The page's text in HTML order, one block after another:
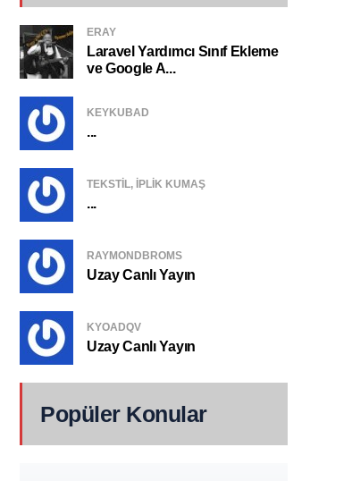
ERAY
Laravel Yardımcı Sınıf Ekleme
ve Google A...
KEYKUBAD
...
TEKSTIL, IPLIK KUMAŞ
...
RAYMONDBROMS
Uzay Canlı Yayın
KYOADQV
Uzay Canlı Yayın
Popüler Konular